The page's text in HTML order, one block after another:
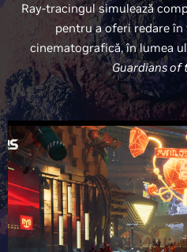
Ray-tracingul simulează
pentru a oferi redare
cinematografică, în lumea
Guardians of